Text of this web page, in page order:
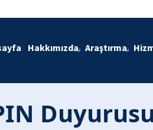
Hakkımızda Araştırma